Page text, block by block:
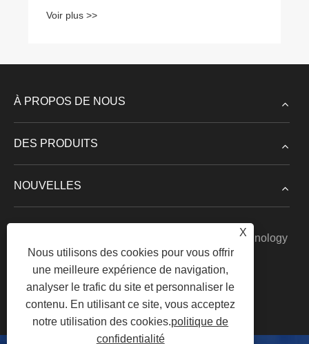
Voir plus >>
À PROPOS DE NOUS
DES PRODUITS
NOUVELLES
Copyright© 2024 Hangzhou Tongge Energy Technology
Co., Ltd. Tous droits réservés.
Links | Sitemap | RSS | XML | politique de
confidentialité|
X
Nous utilisons des cookies pour vous offrir
une meilleure expérience de navigation,
analyser le trafic du site et personnaliser le
contenu. En utilisant ce site, vous acceptez
notre utilisation des cookies.politique de
confidentialité